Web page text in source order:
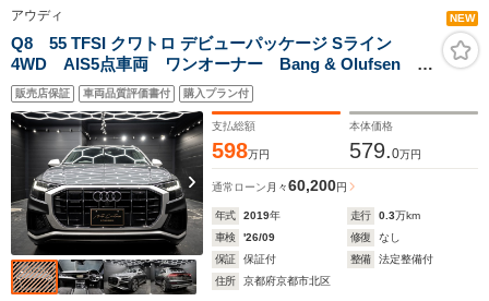
アウディ NEW
Q8 55 TFSI クワトロ デビューパッケージ Sライン
4WD AIS5点車両 ワンオーナー Bang & Olufsen オ
ートクロージングドア 4WSオールホイールステアリン
グ4輪操舵 コンフォートアシスタンスパッケージ Sline
パッケージ ACC 全方位 Appleカープレイ スペア
キー有
販売店保証 車両品質評価書付 購入プラン付
支払総額
598万円
本体価格
579.0万円
通常ローン 月々60,200円
年式 2019年 走行 0.3万km
車検
'26/09 修復
なし
保証
保証付 整備
法定整備付
住所
京都府京都市北区